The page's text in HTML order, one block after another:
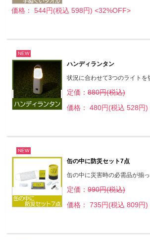
価格： 544円(税込 598円) <32%OFF>
NEW
ハンディランタン
状況に合わせて3つのライトを
定価： 880円(税込)
価格： 480円(税込 528円)
NEW
缶の中に防災セット7点
缶の中に災害時の必需品が揃っ
定価： 990円(税込)
価格： 735円(税込 809円)